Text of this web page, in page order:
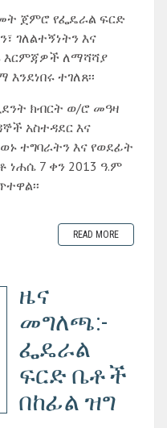
ጀምሮ የፌዴራል ፍርድ
ገለልተኝነትን እና
እርምጃዎች ለማሻሻያ
ተገለጸ፡፡
ክብርት ወ/ሮ መዓዛ
አስተዳደር እና
ተግባራትን እና የወደፊት
7 ቀን 2013 ዓ.ም
READ MORE
ዜና
መግለጫ:-
ፌዴራል
ፍርድ ቤቶች
በከፊል ዝግ